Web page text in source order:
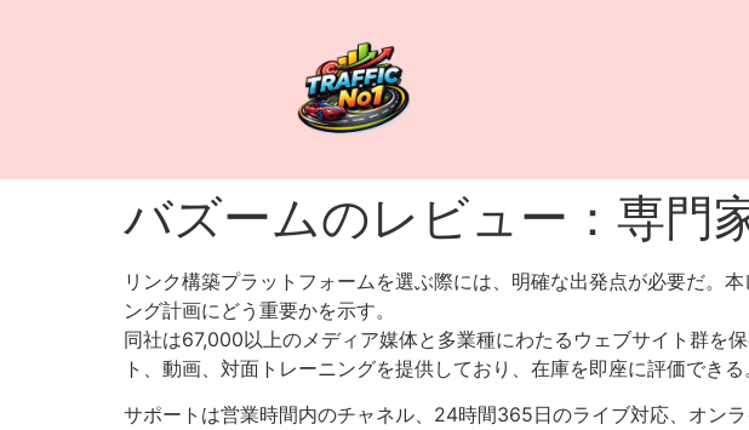
バズームのレビュー：専門
リンク構築プラットフォームを選ぶ際には、明確な出発点が必要だ。
ング計画にどう重要かを示す。
同社は67,000以上のメディア媒体と多業種にわたるウェブサイト群を
ト、動画、対面トレーニングを提供しており、在庫を即座に評価できる
サポートは営業時間内のチャネル、24時間365日のライブ対応、オン